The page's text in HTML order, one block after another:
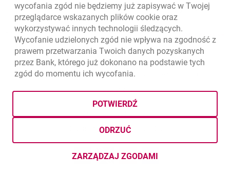
GBP 4.822 5.1978
7.08.2026, 12:53:25
Ochrona danychotwiera się w nowej karcie
Ustawieniacookies
Mapa stronyotwiera się w nowej karcie
© Bank Millennium SA
Goodieotwiera się w nowej karcie
Twitterotwiera się w nowej karcie
YouTubeotwiera się w nowej karcie
LinkedIn
wycofania zgód nie będziemy już zapisywać w Twojej
przeglądarce wskazanych plików cookie oraz
wykorzystywać innych technologii śledzących.
Wycofanie udzielonych zgód nie wpływa na zgodność z
prawem przetwarzania Twoich danych pozyskanych
przez Bank, którego już dokonano na podstawie tych
zgód do momentu ich wycofania.
ZARZĄDZAJ ZGODAMI
DOTYCZĄCYMI PLIKÓW
ODRZUĆ
POTWIERDŹ